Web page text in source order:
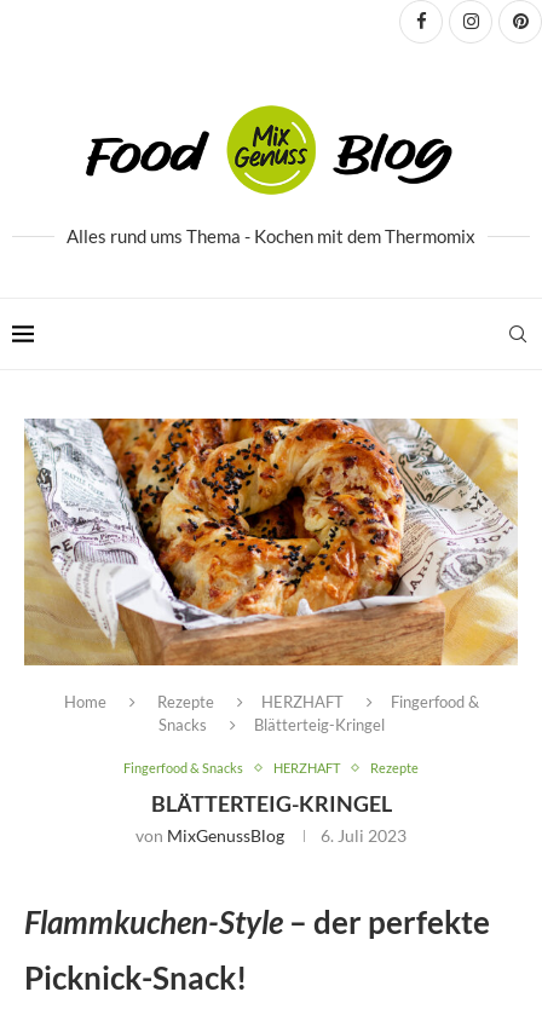
Alles rund ums Thema - Kochen mit dem Thermomix
Home Rezepte HERZHAFT
Fingerfood &
Snacks
Blätterteig-Kringel
Fingerfood & Snacks HERZHAFT Rezepte
BLÄTTERTEIG-KRINGEL
von MixGenussBlog 6. Juli 2023
Flammkuchen-Style – der perfekte
Picknick-Snack!